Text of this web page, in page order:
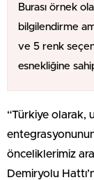
Burası örnek
bilgilendirme
ve 5 renk
esnekliğine
“Türkiye olarak,
önceliklerimiz
Demiryolu